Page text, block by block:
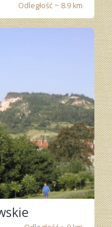
Odległość ~ 8.9 km